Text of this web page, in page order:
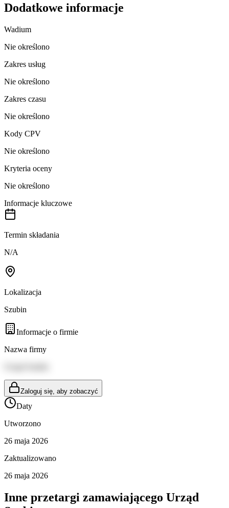
Dodatkowe informacje
Wadium
Nie określono
Zakres usług
Nie określono
Zakres czasu
Nie określono
Kody CPV
Nie określono
Kryteria oceny
Nie określono
Informacje kluczowe
Termin składania
N/A
Lokalizacja
Szubin
Informacje o firmie
Nazwa firmy
Zaloguj się, aby zobaczyć
Daty
Utworzono
26 maja 2026
Zaktualizowano
26 maja 2026
Inne przetargi zamawiającego Urząd